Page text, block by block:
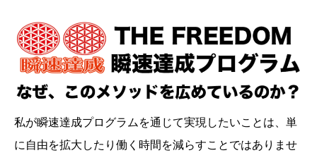
私が瞬速達成プログラムを通じて実現したいことは、単
に自由を拡大したり働く時間を減らすことではありませ